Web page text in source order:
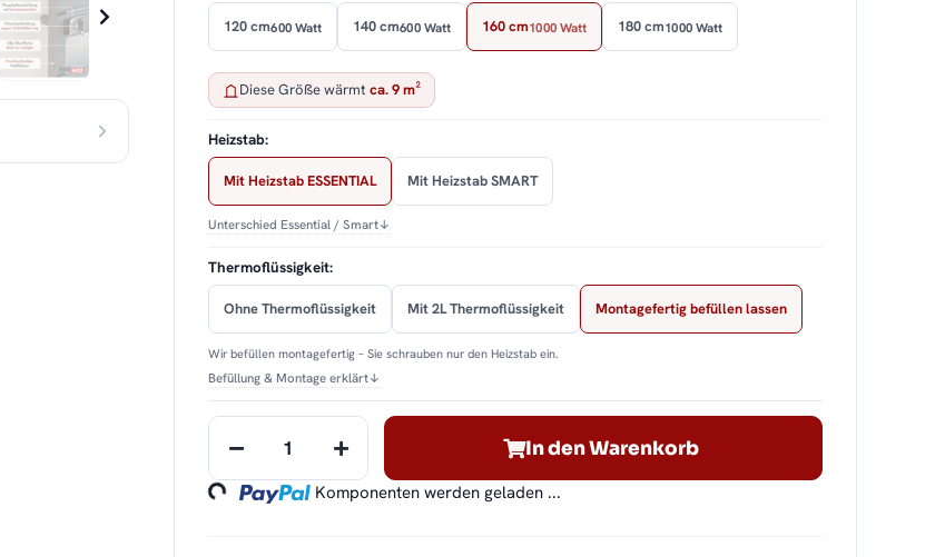
120 cm600 Watt 140 cm600 Watt 160 cm1000 Watt 180 cm1000 Watt
Diese Größe wärmtca. 9 m²
Heizstab:
Mit Heizstab ESSENTIAL Mit Heizstab SMART
Unterschied Essential / Smart↓
Thermoflüssigkeit:
Ohne Thermoflüssigkeit Mit 2L Thermoflüssigkeit Montagefertig befüllen lassen
Wir befüllen montagefertig – Sie schrauben nur den Heizstab ein.
Befüllung & Montage erklärt↓
In den Warenkorb
Loading... Komponenten werden geladen ...